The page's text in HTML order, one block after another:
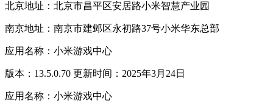
北京地址：北京市昌平区安居路小米智慧产业园
南京地址：南京市建邺区永初路37号小米华东总部
应用名称：小米游戏中心
版本：13.5.0.70 更新时间：2025年3月24日
应用名称：小米游戏中心